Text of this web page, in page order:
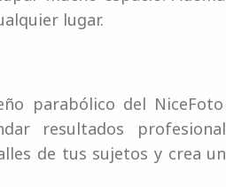
lugar.
parabólico del
resultados
de tus sujetos y crea